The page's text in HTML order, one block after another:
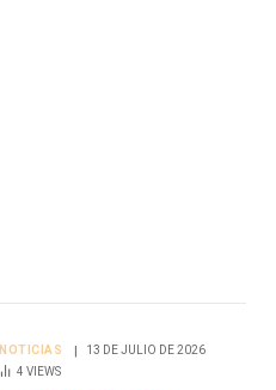
NOTICIAS
13 DE JULIO DE 2026
4VIEWS